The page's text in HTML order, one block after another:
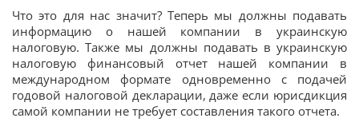
Что это для нас значит? Теперь мы должны подавать
информацию о нашей компании в украинскую
налоговую. Также мы должны подавать в украинскую
налоговую финансовый отчет нашей компании в
международном формате одновременно с подачей
годовой налоговой декларации, даже если юрисдикция
самой компании не требует составления такого отчета.